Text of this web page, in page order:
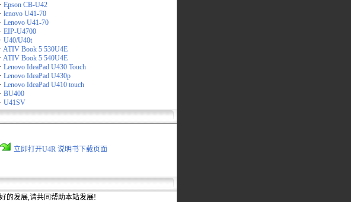
· Epson CB-U42
· lenovo U41-70
· Lenovo U41-70
· EIP-U4700
· U40/U40t
· ATIV Book 5 530U4E
· ATIV Book 5 540U4E
· Lenovo IdeaPad U430 Touch
· Lenovo IdeaPad U430p
· Lenovo IdeaPad U410 touch
· BU400
· U41SV
立即打开U4R 说明书下载页面
的发展,请共同帮助本站发展!